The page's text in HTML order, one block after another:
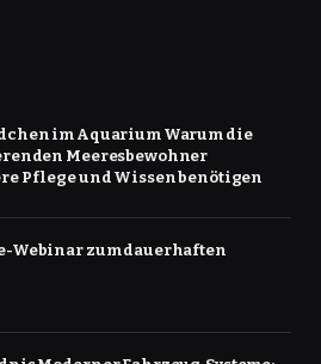
im Aquarium Warum die
Meeresbewohner
Pflege und Wissen benötigen
Webinar zum dauerhaften